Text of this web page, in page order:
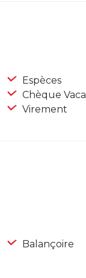
Espèces
Chèque
Virement
Balançoire